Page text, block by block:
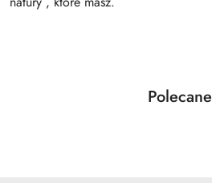
Pomiń karuzelę produktów
Produkty
Polecane